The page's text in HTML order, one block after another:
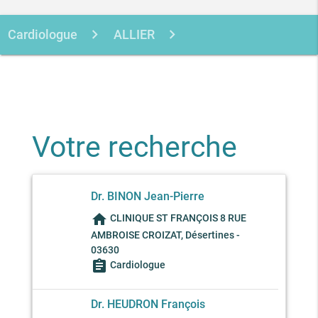
Cardiologue ALLIER
Votre recherche
Dr. BINON Jean-Pierre
home CLINIQUE ST FRANÇOIS 8 RUE
AMBROISE CROIZAT, Désertines -
03630
assignment Cardiologue
Dr. HEUDRON François